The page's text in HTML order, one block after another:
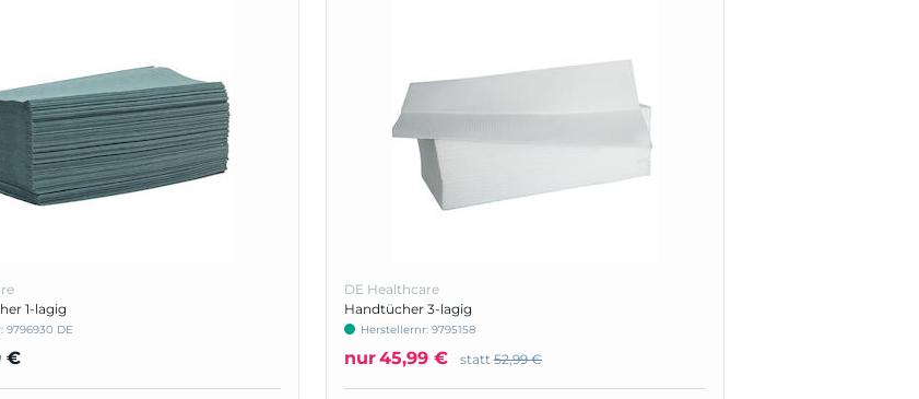
1-lagig
9796930 DE
€
DE Healthcare
Handtücher 3-lagig
Herstellernr: 9795158
nur45,99 € statt 52,99 €